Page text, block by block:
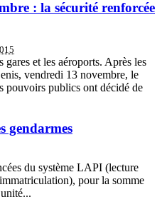
: la sécurité renforcée
gares et les aéroports. Après les
vendredi 13 novembre, le
pouvoirs publics ont décidé de
gendarmes
du système LAPI (lecture
pour la somme